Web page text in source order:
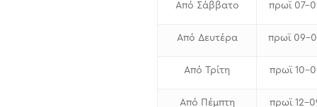
Από Σάββατο πρωϊ 07-
Από Δευτέρα πρωϊ 09-
Από Τρίτη πρωϊ 10-
Από Πέμπτη πρωϊ 12-